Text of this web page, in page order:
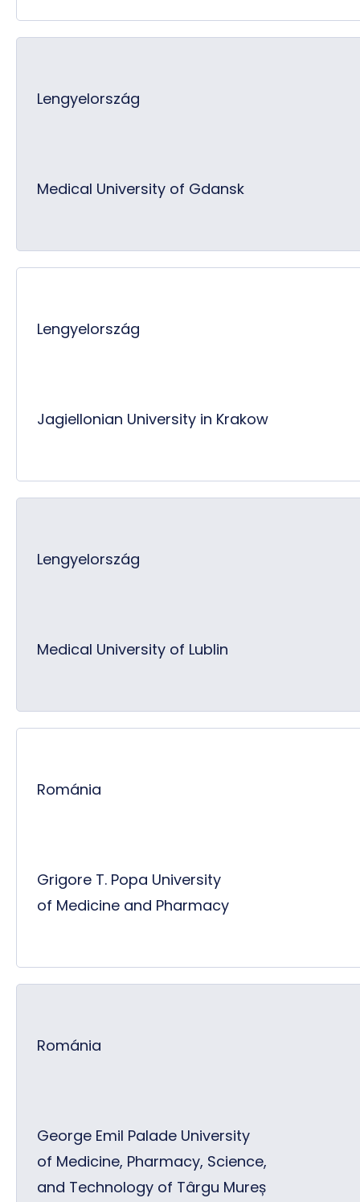
Lengyelország
Medical University of Gdansk
Lengyelország
Jagiellonian University in Krakow
Lengyelország
Medical University of Lublin
Románia
Grigore T. Popa University
of Medicine and Pharmacy
Románia
George Emil Palade University
of Medicine, Pharmacy, Science,
and Technology of Târgu Mureș